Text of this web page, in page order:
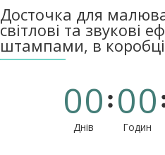
Досточка для
світлові та звукові
штампами, в коробці
00
Днів
00
Годин